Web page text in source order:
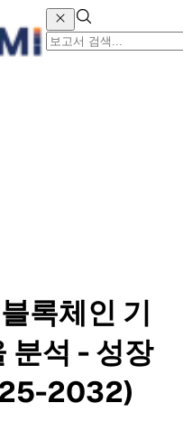
록체인 기
분석 - 성장
2032)